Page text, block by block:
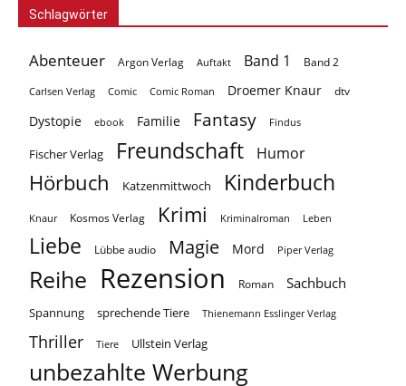
Schlagwörter
Abenteuer Argon Verlag Auftakt Band 1 Band 2
Carlsen Verlag Comic Comic Roman Droemer Knaur dtv
Dystopie ebook Familie Fantasy Findus
Fischer Verlag Freundschaft Humor
Hörbuch Katzenmittwoch Kinderbuch
Knaur Kosmos Verlag Krimi Kriminalroman Leben
Liebe Lübbe audio Magie Mord Piper Verlag
Reihe Rezension Roman Sachbuch
Spannung sprechende Tiere Thienemann Esslinger Verlag
Thriller Tiere Ullstein Verlag
unbezahlte Werbung